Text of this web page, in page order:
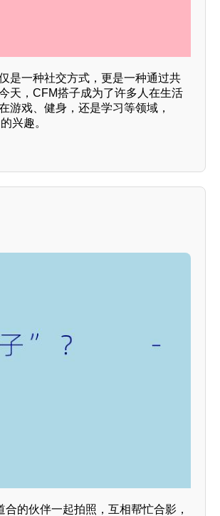
是一种社交方式，更是一种通过共
天，CFM搭子成为了许多人在生活
游戏、健身，还是学习等领域，
兴趣。
的伙伴一起拍照，互相帮忙合影，